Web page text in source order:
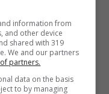
fase molto
che di
saranno più.
molto , e non
information from
and other device
shared with 319
We and our partners
partners.
data on the basis
to by managing